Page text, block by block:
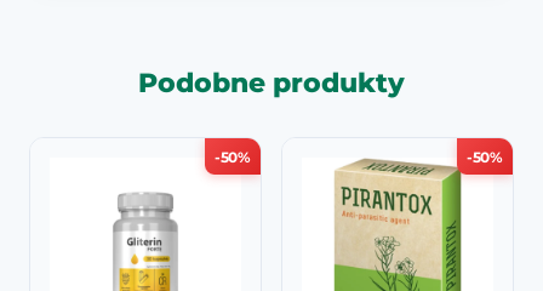
Podobne produkty
-50% -50%